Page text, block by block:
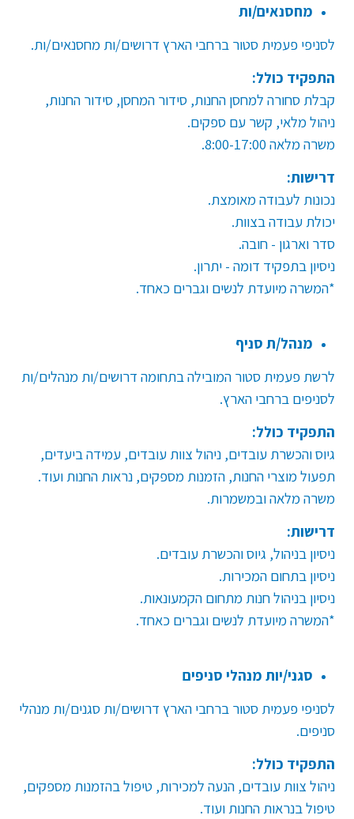
מחסנאים/ות
לסניפי פעמית סטור ברחבי הארץ דרושים/ות מחסנאים/ות.
התפקיד כולל:
קבלת סחורה למחסן החנות, סידור המחסן, סידור החנות,
ניהול מלאי, קשר עם ספקים.
משרה מלאה 8:00-17:00
.
דרישות:
נכונות לעבודה מאומצת.
יכולת עבודה בצוות.
סדר וארגון - חובה.
ניסיון בתפקיד דומה - יתרון.
*המשרה מיועדת לנשים וגברים כאחד.
מנהל/ת סניף
לרשת פעמית סטור המובילה בתחומה דרושים/ות מנהלים/ות
לסניפים ברחבי הארץ.
התפקיד כולל:
גיוס והכשרת עובדים, ניהול צוות עובדים, עמידה ביעדים,
תפעול מוצרי החנות, הזמנות מספקים, נראות החנות ועוד.
משרה מלאה ובמשמרות.
דרישות:
ניסיון בניהול, גיוס והכשרת עובדים.
ניסיון בתחום המכירות.
ניסיון בניהול חנות מתחום הקמעונאות.
*המשרה מיועדת לנשים וגברים כאחד.
סגני/יות מנהלי סניפים
לסניפי פעמית סטור ברחבי הארץ דרושים/ות סגנים/ות מנהלי
סניפים.
התפקיד כולל:
ניהול צוות עובדים, הנעה למכירות, טיפול בהזמנות מספקים,
טיפול בנראות החנות ועוד.